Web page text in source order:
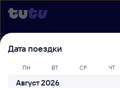
Выберите день,
билеты Вятские
22 года работаем для вас
Дата поездки
ПН ВТ СР ЧТ
Август 2026